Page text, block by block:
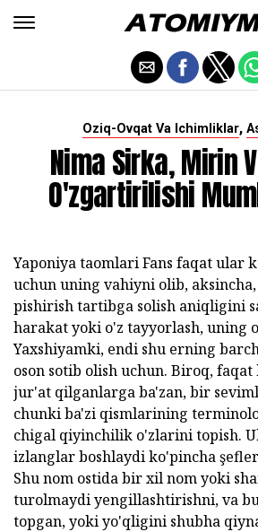
Oziq-Ovqat Va Ichimliklar,
Nima Sirka, Mirin
O'zgartirilishi
Yaponiya taomlari Fans faqat ular
uchun uning vahiyni olib,
pishirish tartibga solish aniqligini
harakat yoki o'z tayyorlash, uning
Yaxshiyamki, endi shu erning
oson sotib olish uchun. Biroq,
jur'at qilganlarga ba'zan, bir
chunki ba'zi qismlarining
chigal qiyinchilik o'zlarini topish.
izlanglar boshlaydi ko'pincha şefler
Shu nom ostida bir xil nom yoki
turolmaydi yengillashtirishni, va
topgan, yoki yo'qligini shubha